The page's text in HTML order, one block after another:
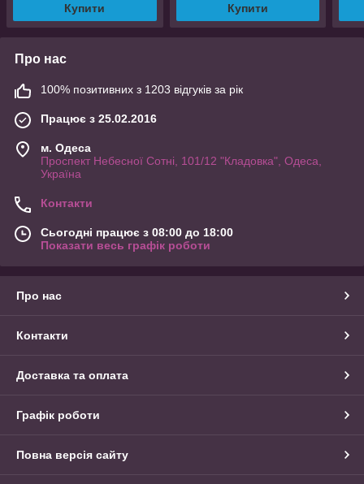
Купити Купити
Про нас
100% позитивних з 1203 відгуків за рік
Працює з 25.02.2016
м. Одеса
Проспект Небесної Сотні, 101/12 "Кладовка", Одеса,
Україна
Контакти
Сьогодні працює з 08:00 до 18:00
Показати весь графік роботи
Про нас
Контакти
Доставка та оплата
Графік роботи
Повна версія сайту